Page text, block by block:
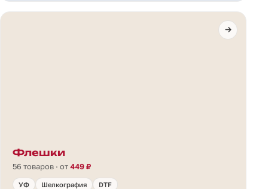
Флешки
56 товаров · от449 ₽
УФ Шелкография DTF